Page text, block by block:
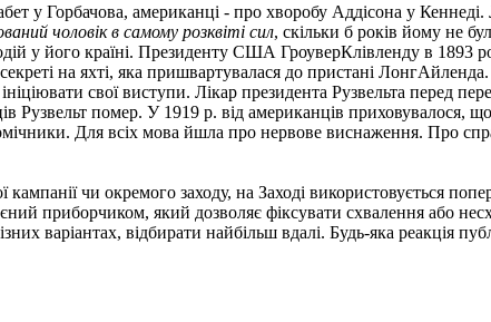
у Горбачова, американці - про хворобу Аддісона у Кеннеді.
чоловік в самому розквіті сил, скільки б років йому не
у його країні. Президенту США ГроуверКлівленду в 1893
на яхті, яка пришвартувалася до пристані
свої виступи. Лікар президента Рузвельта перед
Рузвельт помер. У 1919 р. від американців приховувалося,
Для всіх мова йшла про нервове виснаження. Про
чи окремого заходу, на Заході використовується
приборчиком, який дозволяє фіксувати схвалення або
варіантах, відбирати найбільш вдалі. Будь-яка реакція